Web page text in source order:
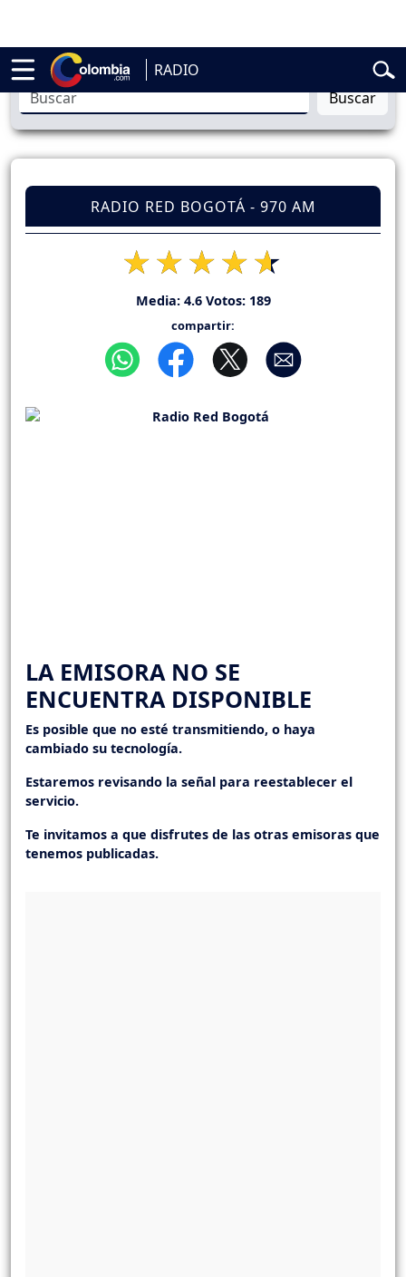
RADIO
Abelardo de la Espriella
Buscar
RADIO RED BOGOTÁ - 970 AM
Media: 4.6Votos: 189
compartir:
LA EMISORA NO SE
ENCUENTRA DISPONIBLE
Es posible que no esté transmitiendo, o haya
cambiado su tecnología.
Estaremos revisando la señal para reestablecer el
servicio.
Te invitamos a que disfrutes de las otras emisoras que
tenemos publicadas.